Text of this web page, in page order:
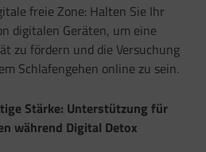
freie Zone: Halten Sie Ihr
digitalen Geräten, um eine
zu fördern und die Versuchung
Schlafengehen online zu sein.
Stärke: Unterstützung für
während Digital Detox